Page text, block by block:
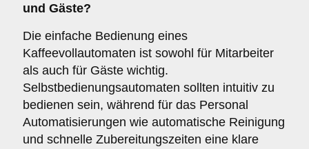
und Gäste?
Die einfache Bedienung eines
Kaffeevollautomaten ist sowohl für Mitarbeiter
als auch für Gäste wichtig.
Selbstbedienungsautomaten sollten intuitiv zu
bedienen sein, während für das Personal
Automatisierungen wie automatische Reinigung
und schnelle Zubereitungszeiten eine klare